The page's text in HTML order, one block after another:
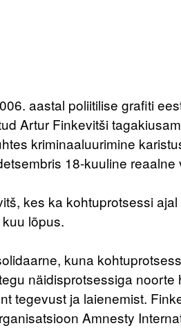
aastal poliitilise grafiti
Artur Finkevitši
kriminaaluurimine
18-kuuline reaalne
kes ka kohtuprotsessi
lõpus.
kuna
näidisprotsessiga
tegevust ja laienemist.
Amnesty